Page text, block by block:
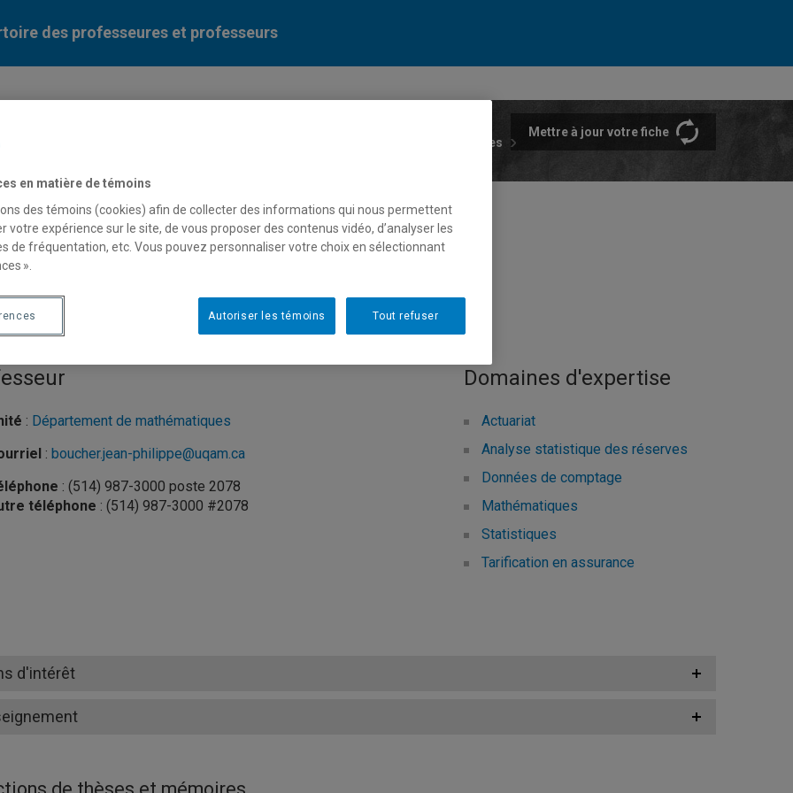
des professeures et professeurs
Liste des professeures et professeurs par départements et écoles
Mettre à jour votre fiche
Philippe Boucher
: Département de mathématiques
: boucher.jean-philippe@uqam.ca
: (514) 987-3000 poste 2078
téléphone : (514) 987-3000 #2078
Domaines d'expertise
Actuariat
Analyse statistique des réserves
Données de comptage
Mathématiques
Statistiques
Tarification en assurance
d'intérêt
en matière de témoins
des témoins (cookies) afin de collecter des informations qui nous permettent
votre expérience sur le site, de vous proposer des contenus vidéo, d’analyser les
de fréquentation, etc. Vous pouvez personnaliser votre choix en sélectionnant
».
Tout refuser
Autoriser les témoins